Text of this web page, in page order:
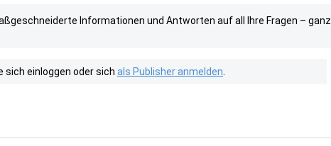
Informationen und Antworten auf all Ihre Fragen – ganz
sich einloggen oder sich als Publisher anmelden